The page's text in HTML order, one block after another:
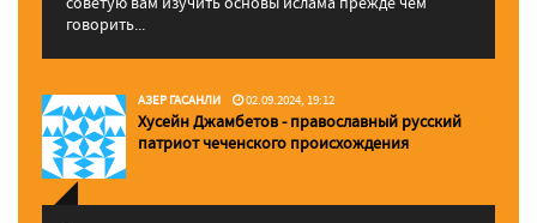
говорить...
АЗЕР ГАСАНЛИ 02.09.2024, 19:12
Хусейн Джамбетов - православный русский
патриот чеченского происхождения